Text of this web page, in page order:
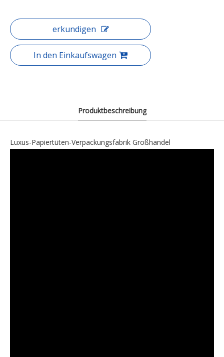
erkundigen
In den Einkaufswagen
Produktbeschreibung
Luxus-Papiertüten-Verpackungsfabrik Großhandel